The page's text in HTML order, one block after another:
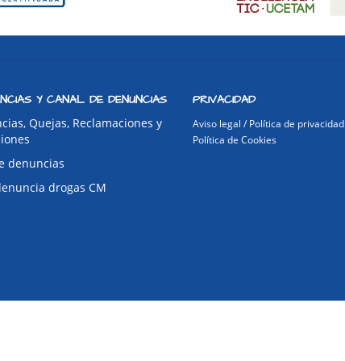
Y CANAL DE DENUNCIAS
Quejas, Reclamaciones y
denuncias
drogas CM
PRIVACIDAD
Aviso legal / Política de privacidad
Política de Cookies